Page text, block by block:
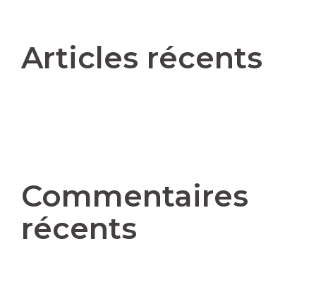
Articles récents
Commentaires
récents